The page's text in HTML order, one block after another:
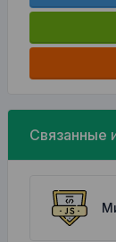
Связанные